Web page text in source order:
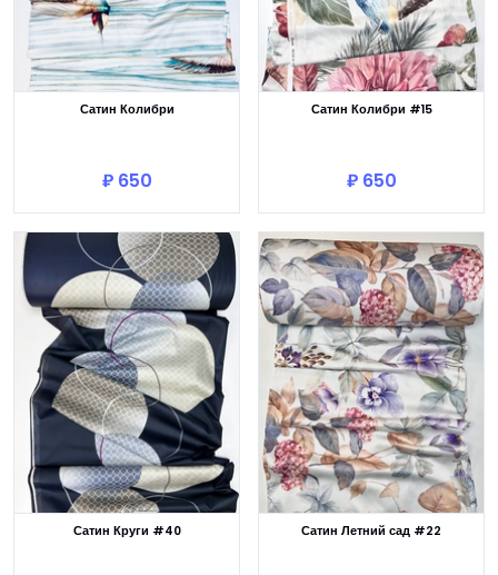
Сатин Колибри
₽ 650
Сатин Колибри #15
₽ 650
Сатин Круги #40 Сатин Летний сад #22